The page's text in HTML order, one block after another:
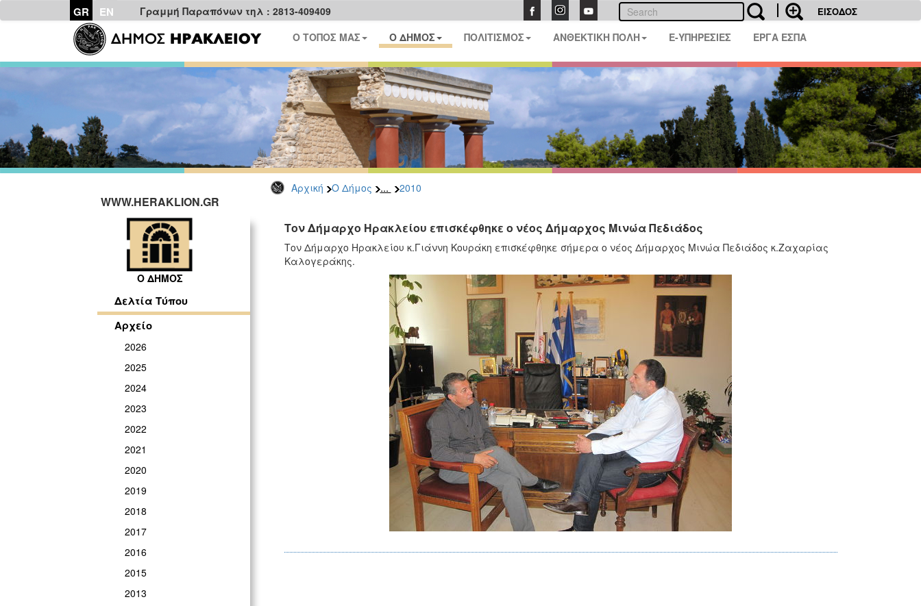
GR EN Γραμμή Παραπόνων τηλ : 2813-409409 ΕΙΣΟΔΟΣ
Ο ΤΟΠΟΣ ΜΑΣ Ο ΔΗΜΟΣ ΠΟΛΙΤΙΣΜΟΣ ΑΝΘΕΚΤΙΚΗ ΠΟΛΗ E-ΥΠΗΡΕΣΙΕΣ ΕΡΓΑ ΕΣΠΑ
Αρχική Ο Δήμος ... 2010
WWW.HERAKLION.GR
Ο ΔΗΜΟΣ
Δελτία Τύπου
Αρχείο
2026
2025
2024
2023
2022
2021
2020
2019
2018
2017
2016
2015
2013
Τον Δήμαρχο Ηρακλείου επισκέφθηκε ο νέος Δήμαρχος Μινώα Πεδιάδος
Τον Δήμαρχο Ηρακλείου κ.Γιάννη Κουράκη επισκέφθηκε σήμερα ο νέος Δήμαρχος Μινώα Πεδιάδος κ.Ζαχαρίας
Καλογεράκης.